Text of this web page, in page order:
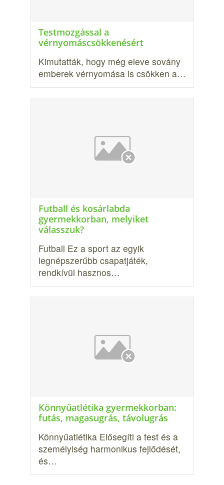
Testmozgással a
vérnyomáscsökkenésért
Ki­mutatták, hogy még eleve sovány
emberek vérnyomása is csökken a…
Futball és kosárlabda
gyermekkorban, melyiket
válasszuk?
Futball Ez a sport az egyik
legnépszerűbb csapatjá­ték,
rendkívül hasznos…
Könnyűatlétika gyermekkorban:
futás, magasugrás, távolugrás
Könnyűatlétika Elősegíti a test és a
személyiség harmonikus fejlődését,
és…